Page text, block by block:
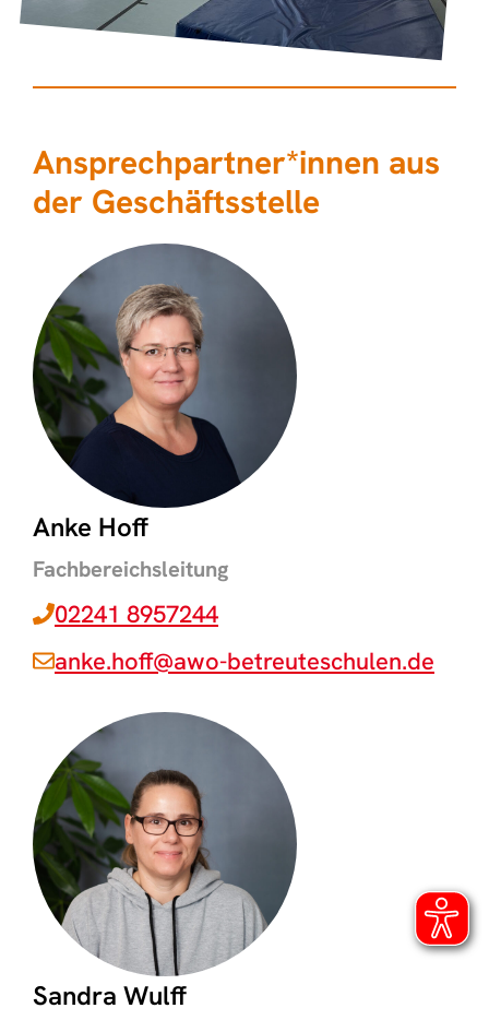
Ansprechpartner­*­­­innen aus
der Geschäftsstelle
Anke Hoff
Fachbereichsleitung
02241 8957244
anke.hoff@awo-betreuteschulen.de
Sandra Wulff